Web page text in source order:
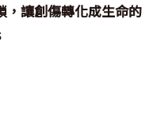
，讓創傷轉化成生命的